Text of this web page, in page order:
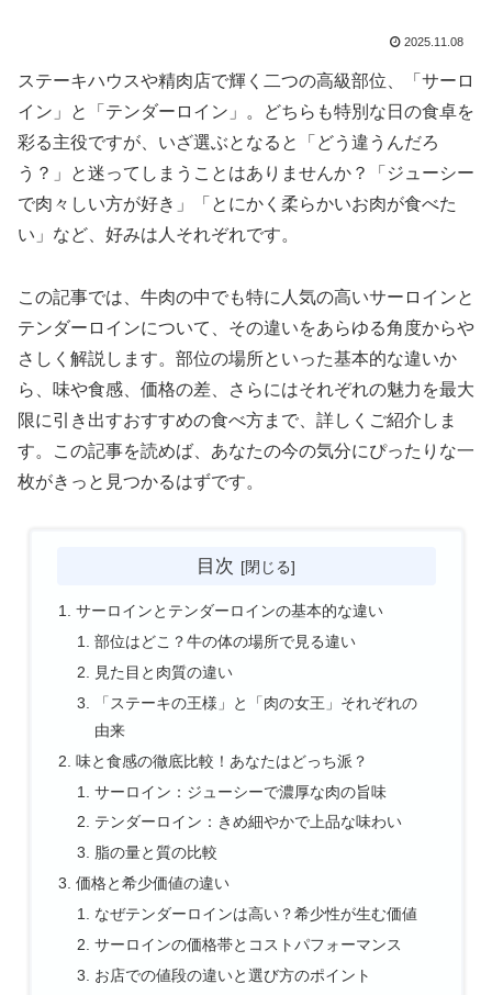
2025.11.08
ステーキハウスや精肉店で輝く二つの高級部位、「サーロ
イン」と「テンダーロイン」。どちらも特別な日の食卓を
彩る主役ですが、いざ選ぶとなると「どう違うんだろ
う？」と迷ってしまうことはありませんか？「ジューシー
で肉々しい方が好き」「とにかく柔らかいお肉が食べた
い」など、好みは人それぞれです。
この記事では、牛肉の中でも特に人気の高いサーロインと
テンダーロインについて、その違いをあらゆる角度からや
さしく解説します。部位の場所といった基本的な違いか
ら、味や食感、価格の差、さらにはそれぞれの魅力を最大
限に引き出すおすすめの食べ方まで、詳しくご紹介しま
す。この記事を読めば、あなたの今の気分にぴったりな一
枚がきっと見つかるはずです。
目次
サーロインとテンダーロインの基本的な違い
部位はどこ？牛の体の場所で見る違い
見た目と肉質の違い
「ステーキの王様」と「肉の女王」それぞれの
由来
味と食感の徹底比較！あなたはどっち派？
サーロイン：ジューシーで濃厚な肉の旨味
テンダーロイン：きめ細やかで上品な味わい
脂の量と質の比較
価格と希少価値の違い
なぜテンダーロインは高い？希少性が生む価値
サーロインの価格帯とコストパフォーマンス
お店での値段の違いと選び方のポイント